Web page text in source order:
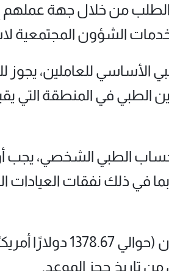
من خلال جهة عملهم إلى
الشؤون المجتمعية
الأساسي للعاملين،
الطبي في المنطقة
الطبي الشخصي، يجب
ذلك نفقات العيادات
وإذا تجاوز مبلغ